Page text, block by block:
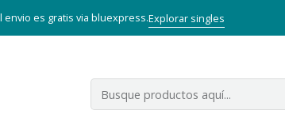
envio es gratis via bluexpress.Explorar singles
Inicio Juegos de mesa